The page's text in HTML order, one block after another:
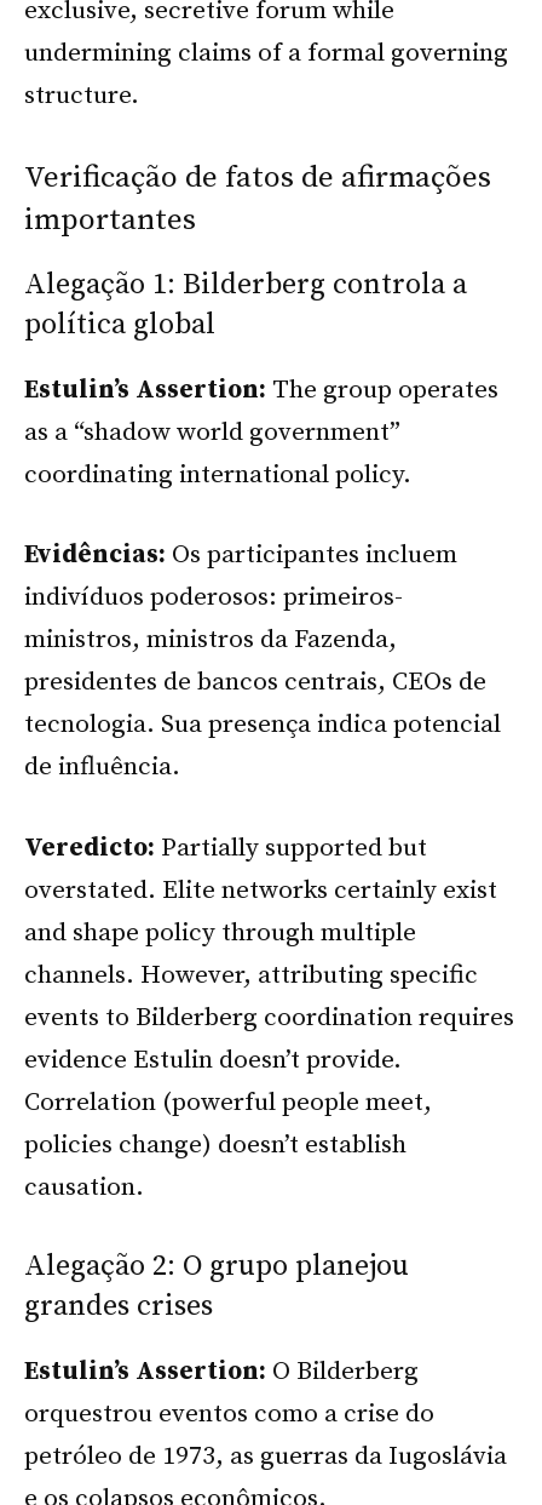
exclusive, secretive forum while
undermining claims of a formal governing
structure.
Verificação de fatos de afirmações
importantes
Alegação 1: Bilderberg controla a
política global
Estulin’s Assertion: The group operates
as a “shadow world government”
coordinating international policy.
Evidências: Os participantes incluem
indivíduos poderosos: primeiros-
ministros, ministros da Fazenda,
presidentes de bancos centrais, CEOs de
tecnologia. Sua presença indica potencial
de influência.
Veredicto: Partially supported but
overstated. Elite networks certainly exist
and shape policy through multiple
channels. However, attributing specific
events to Bilderberg coordination requires
evidence Estulin doesn’t provide.
Correlation (powerful people meet,
policies change) doesn’t establish
causation.
Alegação 2: O grupo planejou
grandes crises
Estulin’s Assertion: O Bilderberg
orquestrou eventos como a crise do
petróleo de 1973, as guerras da Iugoslávia